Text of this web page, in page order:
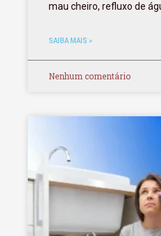
mau cheiro, refluxo de
SAIBA MAIS »
Nenhum comentário